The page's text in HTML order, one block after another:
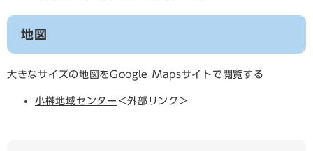
地図
大きなサイズの地図をGoogle Mapsサイトで閲覧する
小榊地域センター ＜外部リンク＞